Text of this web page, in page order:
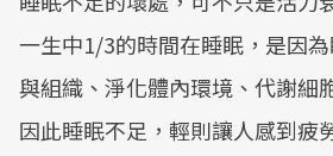
一生中1/3的時間在睡眠，是因
與組織、淨化體內環境、代謝細
因此睡眠不足，輕則讓人感到疲